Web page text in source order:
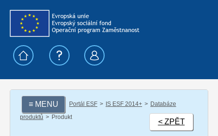
≡ MENU Portál ESF IS ESF 2014+
Databáze
produktů
Produkt
< ZPĚT